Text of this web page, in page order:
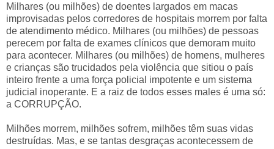
Milhares (ou milhões) de doentes largados em macas
improvisadas pelos corredores de hospitais morrem por falta
de atendimento médico. Milhares (ou milhões) de pessoas
perecem por falta de exames clínicos que demoram muito
para acontecer. Milhares (ou milhões) de homens, mulheres
e crianças são trucidados pela violência que sitiou o país
inteiro frente a uma força policial impotente e um sistema
judicial inoperante. E a raiz de todos esses males é uma só:
a CORRUPÇÃO.
Milhões morrem, milhões sofrem, milhões têm suas vidas
destruídas. Mas, e se tantas desgraças acontecessem de